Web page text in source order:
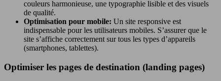
couleurs harmonieuse, une typographie lisible et des visuels
de qualité.
Optimisation pour mobile: Un site responsive est
indispensable pour les utilisateurs mobiles. S’assurer que le
site s’affiche correctement sur tous les types d’appareils
(smartphones, tablettes).
Optimiser les pages de destination (landing pages)